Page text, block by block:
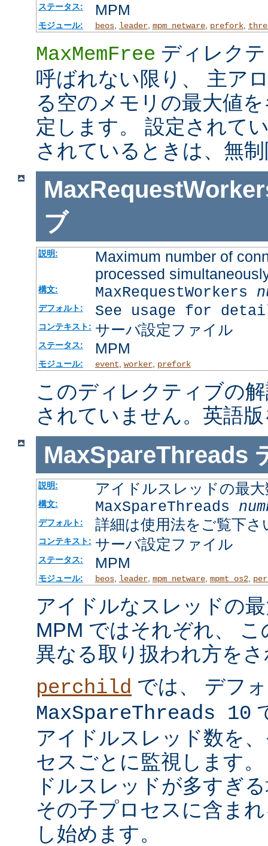
ステータス: MPM
モジュール: beos, leader, mpm_netware, prefork,
MaxMemFree ディレク
呼ばれない限り、 主ア
る空のメモリの最大値
定します。 設定されて
されているときは、無
ブ
説明:
Maximum number of
processed
構文: MaxRequestWorkers
デフォルト: See usage for
コンテキスト: サーバ設定ファイル
ステータス: MPM
モジュール: event worker, prefork
このディレクティブの
されていません。英語
MaxSpareThreads
説明: アイドルスレッドの最大
構文: MaxSpareThreads
デフォルト: 詳細は使用法をご覧下さ
コンテキスト: サーバ設定ファイル
ステータス: MPM
モジュール: beos, leader, mpm_netware, mpmt_os2,
アイドルなスレッドの
MPM ではそれぞれ、
異なる取り扱われ方を
perchild では、 デフ
MaxSpareThreads 10
アイドルスレッド数を
セスごとに監視します
ドルスレッドが多すぎ
その子プロセスに含ま
し始めます。